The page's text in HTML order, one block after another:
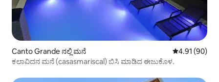
Canto Grande ನಲ್ಲಿ ಮನೆ 5 ರಲ್ಲಿ 4.91
4.91 (90)
ಕಲಾವಿದನ ಮನೆ (casasmariscal) ಬಿಸಿ ಮಾಡಿದ ಈಜುಕೊಳ.